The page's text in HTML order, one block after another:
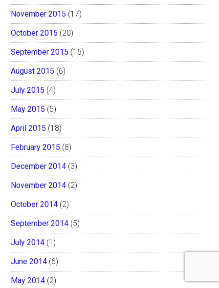
November 2015 (17)
October 2015 (20)
September 2015 (15)
August 2015 (6)
July 2015 (4)
May 2015 (5)
April 2015 (18)
February 2015 (8)
December 2014 (3)
November 2014 (2)
October 2014 (2)
September 2014 (5)
July 2014 (1)
June 2014 (6)
May 2014 (2)